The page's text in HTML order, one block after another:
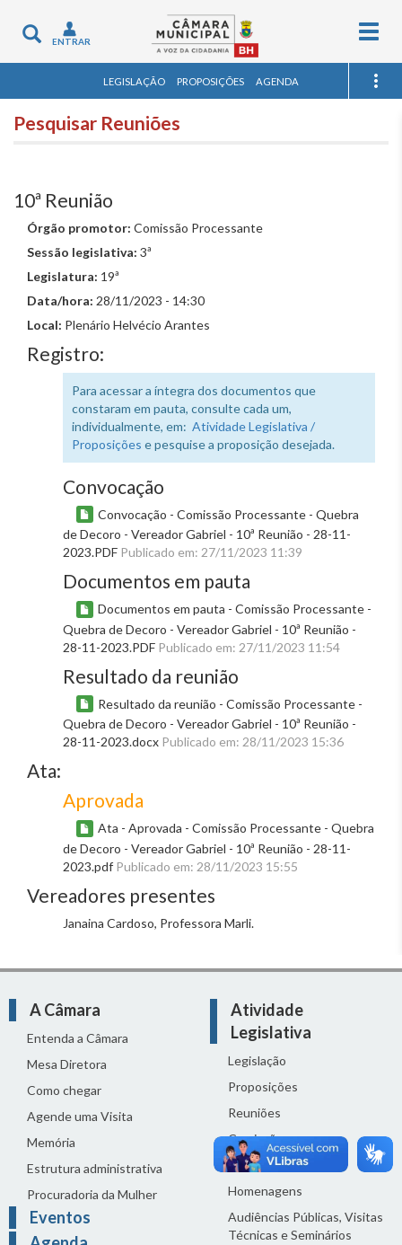
Toggle
navigation
ENTRAR
LEGISLAÇÃO PROPOSIÇÕES AGENDA
Pesquisar Reuniões
10ª Reunião
Órgão promotor: Comissão Processante
Sessão legislativa: 3ª
Legislatura: 19ª
Data/hora: 28/11/2023 - 14:30
Local: Plenário Helvécio Arantes
Registro:
Para acessar a íntegra dos documentos que
constaram em pauta, consulte cada um,
individualmente, em: Atividade Legislativa /
Proposições e pesquise a proposição desejada.
Convocação
Convocação - Comissão Processante - Quebra
de Decoro - Vereador Gabriel - 10ª Reunião - 28-11-
2023.PDF Publicado em: 27/11/2023 11:39
Documentos em pauta
Documentos em pauta - Comissão Processante -
Quebra de Decoro - Vereador Gabriel - 10ª Reunião -
28-11-2023.PDF Publicado em: 27/11/2023 11:54
Resultado da reunião
Resultado da reunião - Comissão Processante -
Quebra de Decoro - Vereador Gabriel - 10ª Reunião -
28-11-2023.docx Publicado em: 28/11/2023 15:36
Ata:
Aprovada
Ata - Aprovada - Comissão Processante - Quebra
de Decoro - Vereador Gabriel - 10ª Reunião - 28-11-
2023.pdf Publicado em: 28/11/2023 15:55
Vereadores presentes
Janaina Cardoso, Professora Marli.
A Câmara
Entenda a Câmara
Mesa Diretora
Como chegar
Agende uma Visita
Memória
Estrutura administrativa
Procuradoria da Mulher
Eventos
Atividade
Legislativa
Legislação
Proposições
Reuniões
Comissões
Ciclo Orçamentário
Homenagens
Audiências Públicas, Visitas
Técnicas e Seminários